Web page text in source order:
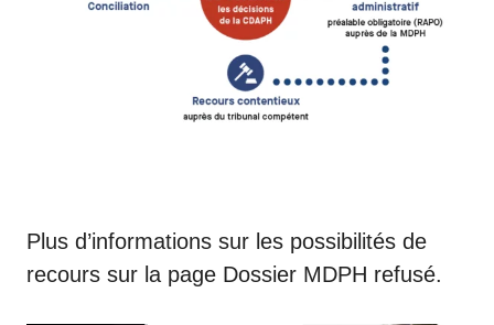
Plus d’informations sur les possibilités de
recours sur la page Dossier MDPH refusé.